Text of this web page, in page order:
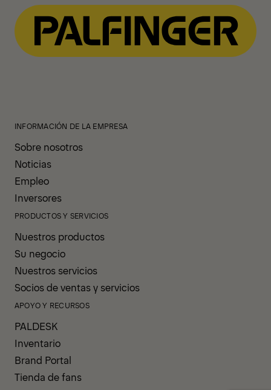
INFORMACIÓN DE LA EMPRESA
Sobre nosotros
Noticias
Empleo
Inversores
PRODUCTOS Y SERVICIOS
Nuestros productos
Su negocio
Nuestros servicios
Socios de ventas y servicios
APOYO Y RECURSOS
PALDESK
Inventario
Brand Portal
Tienda de fans